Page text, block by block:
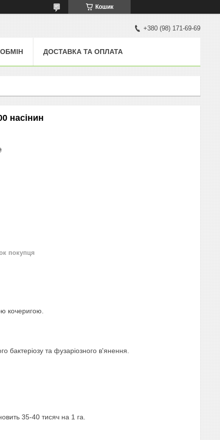
Кошик
+380 (98) 171-69-69
ДОСТАВКА ТА ОПЛАТА
насінин
покупця
кочеригою.
бактеріозу та фузаріозного в'янення.
35-40 тисяч на 1 га.